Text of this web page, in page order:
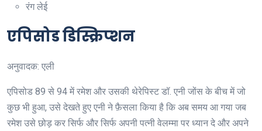
रंगलेई
एपिसोड डिस्क्रिप्शन
अनुवादक: एली
एपिसोड 89 से 94 में रमेश और उसकी थेरेपिस्ट डॉ. एनी जोंस के बीच में जो
कुछ भी हुआ, उसे देखते हुए एनी ने फ़ैसला किया है कि अब समय आ गया जब
रमेश उसे छोड़ कर सिर्फ और सिर्फ अपनी पत्नी वेलम्मा पर ध्यान दे और अपने